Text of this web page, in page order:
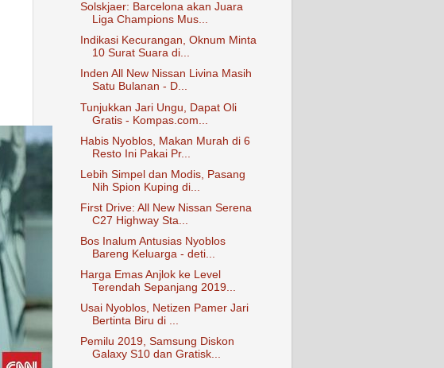
Solskjaer: Barcelona akan Juara
Liga Champions Mus...
Indikasi Kecurangan, Oknum Minta
10 Surat Suara di...
Inden All New Nissan Livina Masih
Satu Bulanan - D...
Tunjukkan Jari Ungu, Dapat Oli
Gratis - Kompas.com...
Habis Nyoblos, Makan Murah di 6
Resto Ini Pakai Pr...
Lebih Simpel dan Modis, Pasang
Nih Spion Kuping di...
First Drive: All New Nissan Serena
C27 Highway Sta...
Bos Inalum Antusias Nyoblos
Bareng Keluarga - deti...
Harga Emas Anjlok ke Level
Terendah Sepanjang 2019...
Usai Nyoblos, Netizen Pamer Jari
Bertinta Biru di ...
Pemilu 2019, Samsung Diskon
Galaxy S10 dan Gratisk...